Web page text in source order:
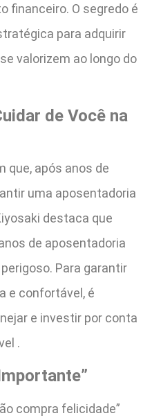
financeiro. O segredo é
para adquirir
valorizem ao longo do
de Você na
que, após anos de
uma aposentadoria
destaca que
de aposentadoria
Para garantir
e confortável, é
e investir por conta
.
compra felicidade”